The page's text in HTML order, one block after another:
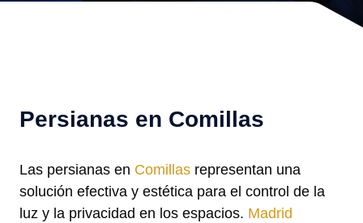
Persianas en Comillas
Las persianas en Comillas representan una
solución efectiva y estética para el control de la
luz y la privacidad en los espacios. Madrid